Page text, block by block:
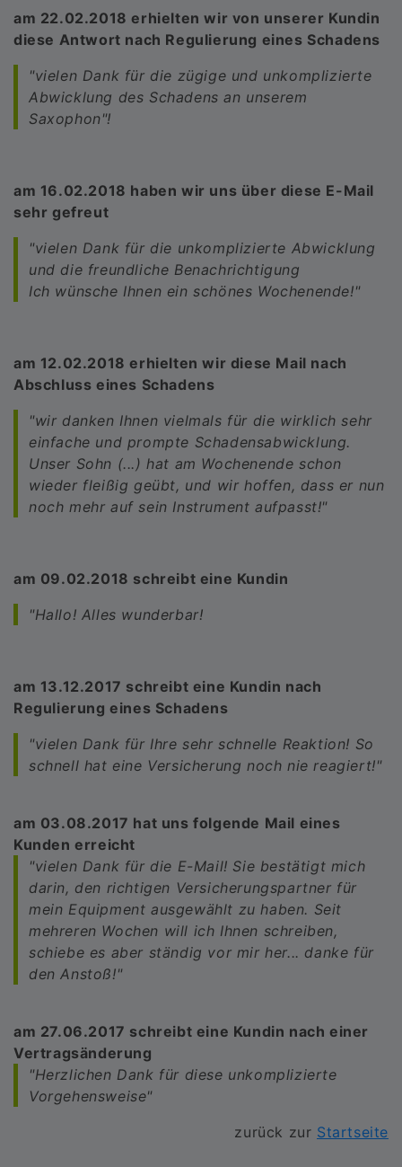
am 22.02.2018 erhielten wir von unserer Kundin
diese Antwort nach Regulierung eines Schadens
"vielen Dank für die zügige und unkomplizierte
Abwicklung des Schadens an unserem
Saxophon"!
am 16.02.2018 haben wir uns über diese E-Mail
sehr gefreut
"vielen Dank für die unkomplizierte Abwicklung
und die freundliche Benachrichtigung
Ich wünsche Ihnen ein schönes Wochenende!"
am 12.02.2018 erhielten wir diese Mail nach
Abschluss eines Schadens
"wir danken Ihnen vielmals für die wirklich sehr
einfache und prompte Schadensabwicklung.
Unser Sohn (...) hat am Wochenende schon
wieder fleißig geübt, und wir hoffen, dass er nun
noch mehr auf sein Instrument aufpasst!"
am 09.02.2018 schreibt eine Kundin
"Hallo! Alles wunderbar!
am 13.12.2017 schreibt eine Kundin nach
Regulierung eines Schadens
"vielen Dank für Ihre sehr schnelle Reaktion! So
schnell hat eine Versicherung noch nie reagiert!"
am 03.08.2017 hat uns folgende Mail eines
Kunden erreicht
"vielen Dank für die E-Mail! Sie bestätigt mich
darin, den richtigen Versicherungspartner für
mein Equipment ausgewählt zu haben. Seit
mehreren Wochen will ich Ihnen schreiben,
schiebe es aber ständig vor mir her... danke für
den Anstoß!"
am 27.06.2017 schreibt eine Kundin nach einer
Vertragsänderung
"Herzlichen Dank für diese unkomplizierte
Vorgehensweise"
zurück zur Startseite